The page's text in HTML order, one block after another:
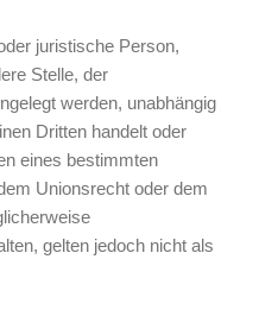
juristische Person,
Stelle, der
werden, unabhängig
Dritten handelt oder
eines bestimmten
Unionsrecht oder dem
gelten jedoch nicht als